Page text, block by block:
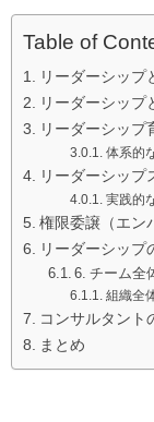
Table of
リーダーシップ
リーダーシップ
リーダーシップ
体系的
リーダーシップ
実践的
権限委譲（エン
リーダーシップ
6. チーム全
組織全
コンサルタント
まとめ